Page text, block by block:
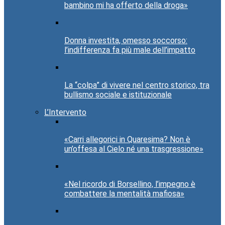
bambino mi ha offerto della droga»
Donna investita, omesso soccorso:
l’indifferenza fa più male dell’impatto
La “colpa” di vivere nel centro storico, tra
bullismo sociale e istituzionale
L’Intervento
«Carri allegorici in Quaresima? Non è
un’offesa al Cielo né una trasgressione»
«Nel ricordo di Borsellino, l’impegno è
combattere la mentalità mafiosa»